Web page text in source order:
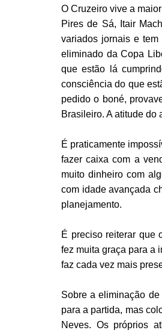
O Cruzeiro vive a
Pires de Sá, Itair
variados jornais e
eliminado da Copa
que estão lá
consciência do que
pedido o boné,
Brasileiro. A atitude do
É praticamente
fazer caixa com a
muito dinheiro com
com idade avançada
planejamento.
É preciso reiterar que
fez muita graça para a
faz cada vez mais
Sobre a eliminação
para a partida, mas
Neves. Os próprios